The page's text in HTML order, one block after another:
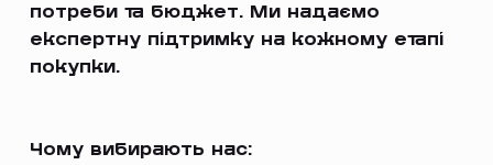
потреби та бюджет. Ми надаємо
експертну підтримку на кожному етапі
покупки.
Чому вибирають нас: